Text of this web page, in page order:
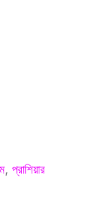
,প্রাশিয়ার